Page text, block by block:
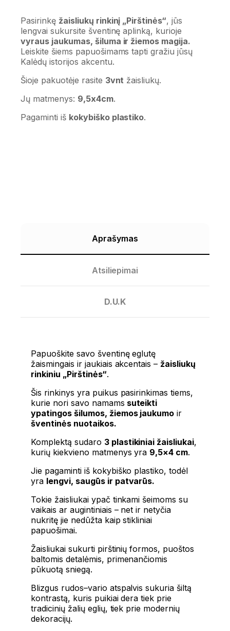
Pasirinkę žaisliukų rinkinį „Pirštinės“, jūs
lengvai sukursite šventinę aplinką, kurioje
vyraus jaukumas, šiluma ir žiemos magija.
Leiskite šiems papuošimams tapti gražiu jūsų
Kalėdų istorijos akcentu.
Šioje pakuotėje rasite 3vnt žaisliukų.
Jų matmenys: 9,5x4cm.
Pagaminti iš kokybiško plastiko.
Aprašymas
Atsiliepimai
D.U.K
Papuoškite savo šventinę eglutę
žaismingais ir jaukiais akcentais – žaisliukų
rinkiniu „Pirštinės“.
Šis rinkinys yra puikus pasirinkimas tiems,
kurie nori savo namams suteikti
ypatingos šilumos, žiemos jaukumo ir
šventinės nuotaikos.
Komplektą sudaro 3 plastikiniai žaisliukai,
kurių kiekvieno matmenys yra 9,5×4 cm.
Jie pagaminti iš kokybiško plastiko, todėl
yra lengvi, saugūs ir patvarūs.
Tokie žaisliukai ypač tinkami šeimoms su
vaikais ar augintiniais – net ir netyčia
nukritę jie nedūžta kaip stikliniai
papuošimai.
Žaisliukai sukurti pirštinių formos, puoštos
baltomis detalėmis, primenančiomis
pūkuotą sniegą.
Blizgus rudos–vario atspalvis sukuria šiltą
kontrastą, kuris puikiai dera tiek prie
tradicinių žalių eglių, tiek prie modernių
dekoracijų.